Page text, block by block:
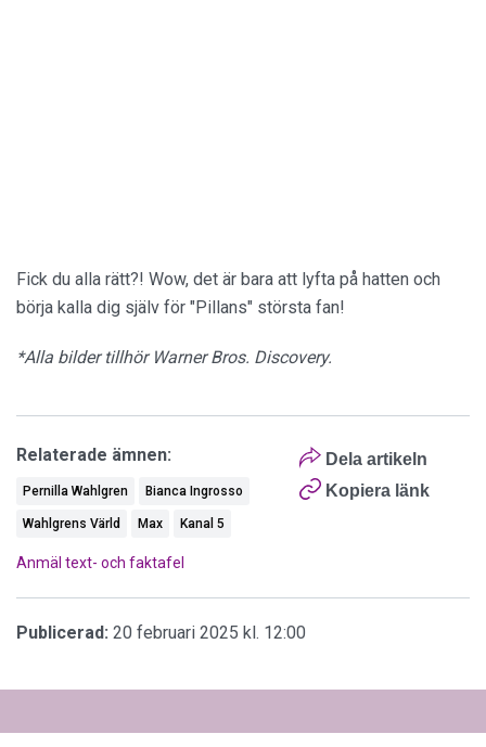
Fick du alla rätt?! Wow, det är bara att lyfta på hatten och
börja kalla dig själv för "Pillans" största fan!
*Alla bilder tillhör Warner Bros. Discovery.
Dela artikeln
Kopiera länk
Relaterade ämnen:
Pernilla Wahlgren Bianca Ingrosso
Wahlgrens Värld Max Kanal 5
Anmäl text- och faktafel
Publicerad: 20 februari 2025 kl. 12:00